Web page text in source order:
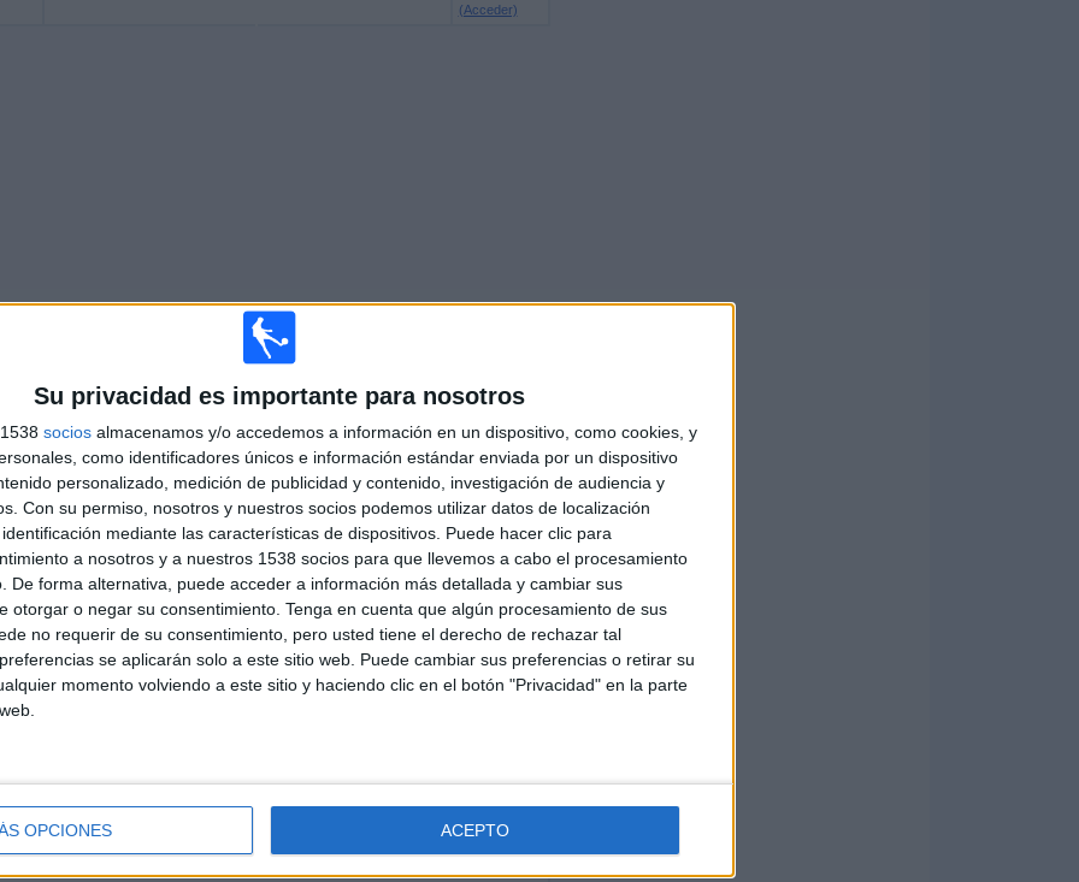
Su privacidad es importante para nosotros
socios almacenamos y/o accedemos a información en un dispositivo, como cookies, y
como identificadores únicos e información estándar enviada por un dispositivo
personalizado, medición de publicidad y contenido, investigación de audiencia y
Con su permiso, nosotros y nuestros socios podemos utilizar datos de localización
mediante las características de dispositivos. Puede hacer clic para
a nosotros y a nuestros 1538 socios para que llevemos a cabo el procesamiento
De forma alternativa, puede acceder a información más detallada y cambiar sus
otorgar o negar su consentimiento. Tenga en cuenta que algún procesamiento de sus
no requerir de su consentimiento, pero usted tiene el derecho de rechazar tal
se aplicarán solo a este sitio web. Puede cambiar sus preferencias o retirar su
momento volviendo a este sitio y haciendo clic en el botón "Privacidad" en la parte
OPCIONES ACEPTO
(Acceder)
Más días
EN TELEVISIÓN EN ESPAÑA
los datos estadísticos de cuándo y dónde se televisan los partidos deFútbol del
dar los siguientes datos:
ÚLTIMO PARTIDO EN ABIERTO
TOTAL
19
80
0